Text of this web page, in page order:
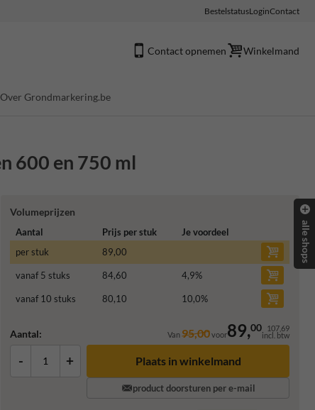
BestelstatusLoginContact
Contact opnemen Winkelmand
Over Grondmarkering.be
600 en 750 ml
Volumeprijzen
Aantal Prijs per stuk
Je voordeel
per stuk
89,00
vanaf 5 stuks 84,60 4,9%
vanaf 10 stuks 80,10 10,0%
Aantal: Van95,00voor89,00 107,69
incl. btw
- + Plaats in winkelmand
product doorsturen per e-mail
alle shops